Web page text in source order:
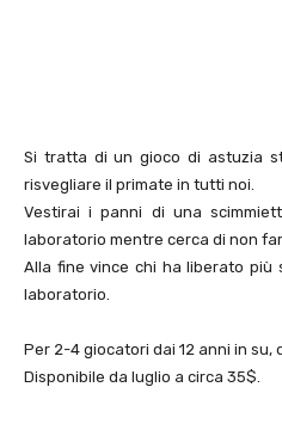
Si tratta di un gioco di astuzia
risvegliare il primate in tutti noi.
Vestirai i panni di una
laboratorio mentre cerca di non
Alla fine vince chi ha liberato più
laboratorio.
Per 2-4 giocatori dai 12 anni in su,
Disponibile da luglio a circa 35$.